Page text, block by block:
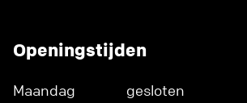
Openingstijden
Maandag
gesloten